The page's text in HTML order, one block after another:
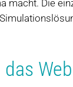
macht. Die